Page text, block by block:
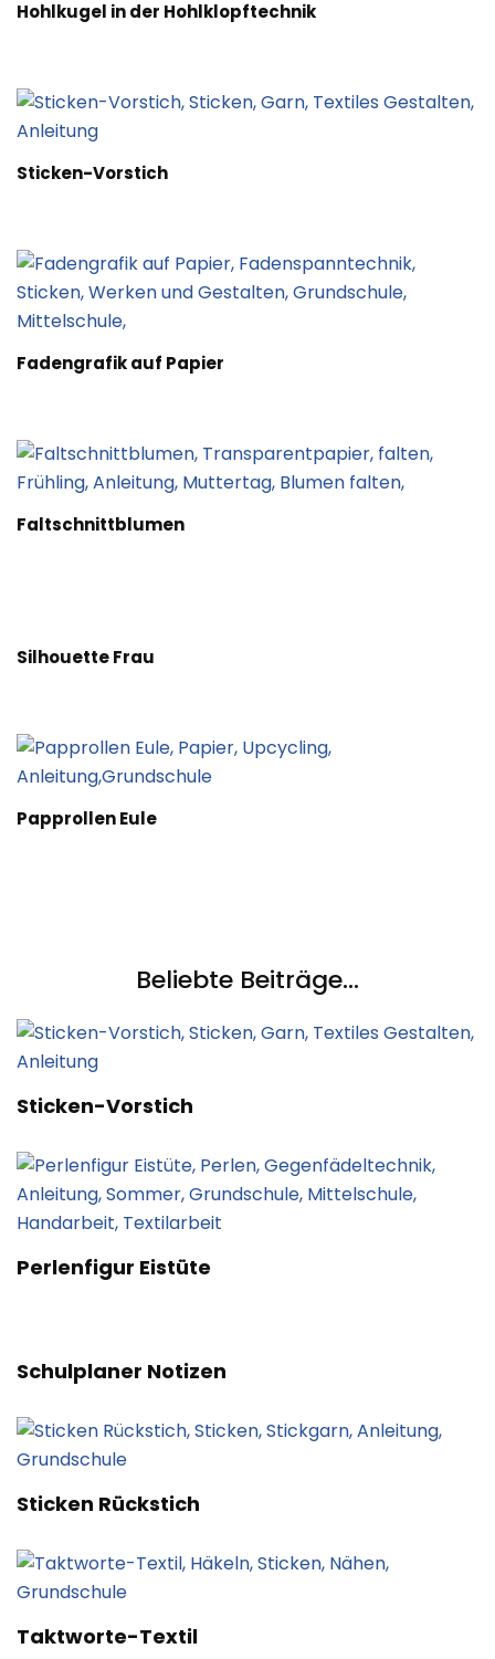
Hohlkugel in der Hohlklopftechnik
Sticken-Vorstich
Fadengrafik auf Papier
Faltschnittblumen
Silhouette Frau
Papprollen Eule
Beliebte Beiträge...
Sticken-Vorstich
Perlenfigur Eistüte
Schulplaner Notizen
Sticken Rückstich
Taktworte-Textil